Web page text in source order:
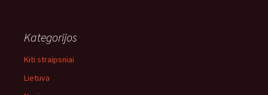
Kategorijos
Kiti straipsniai
Lietuva